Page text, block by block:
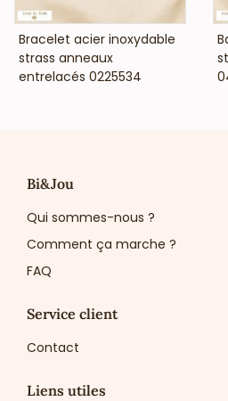
VOIR LE PRIX
Bracelet acier inoxydable
strass anneaux
entrelacés 0225534
Bi&Jou
Qui sommes-nous ?
Comment ça marche ?
FAQ
Service client
Contact
Liens utiles